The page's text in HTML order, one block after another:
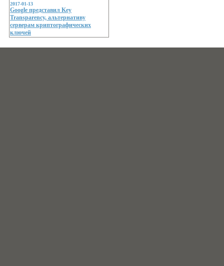
2017-01-13
Google представил Key
Transparency, альтернативу
серверам криптографических
ключей